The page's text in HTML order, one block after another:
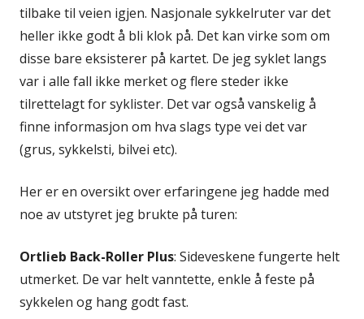
tilbake til veien igjen. Nasjonale sykkelruter var det
heller ikke godt å bli klok på. Det kan virke som om
disse bare eksisterer på kartet. De jeg syklet langs
var i alle fall ikke merket og flere steder ikke
tilrettelagt for syklister. Det var også vanskelig å
finne informasjon om hva slags type vei det var
(grus, sykkelsti, bilvei etc).
Her er en oversikt over erfaringene jeg hadde med
noe av utstyret jeg brukte på turen:
Ortlieb Back-Roller Plus: Sideveskene fungerte helt
utmerket. De var helt vanntette, enkle å feste på
sykkelen og hang godt fast.